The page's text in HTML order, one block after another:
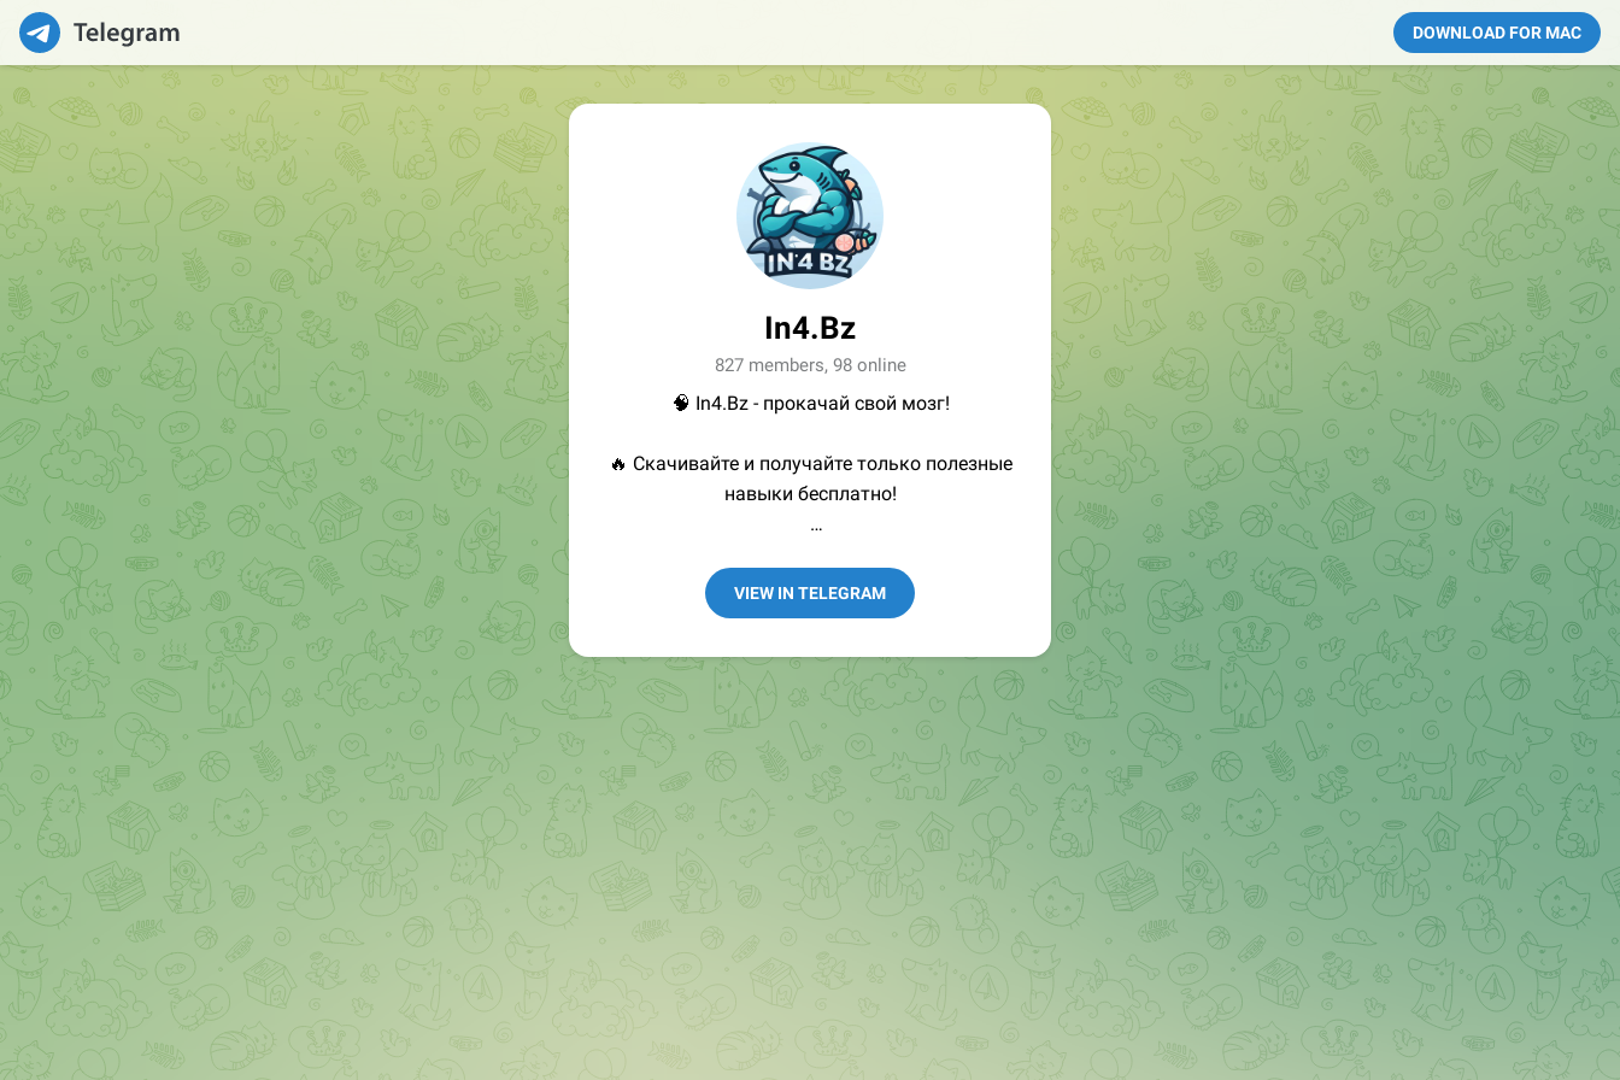
DOWNLOAD FOR MAC
In4.Bz
827 members, 98 online
🧠 In4.Bz - прокачай свой мозг!
🔥 Скачивайте и получайте только полезные
навыки бесплатно!
➖ in4.bz/
➖ https://t.me/in4bz
➖ https://t.me/in4news
🔞 t.me/in4bo
VIEW IN TELEGRAM